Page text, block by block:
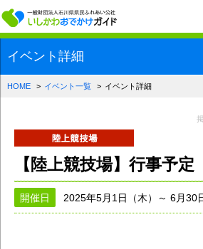
一般財
イベント詳細
HOME イベント一覧 イベント詳細
【陸上競技場】行事予
開催日 2025年5月1日（木）～ 6月30